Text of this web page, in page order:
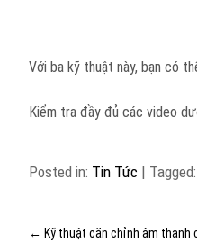
Với ba kỹ thuật này, bạn có
Kiểm tra đầy đủ các video
Posted in: Tin Tức |
← Kỹ thuật căn chỉnh âm thanh